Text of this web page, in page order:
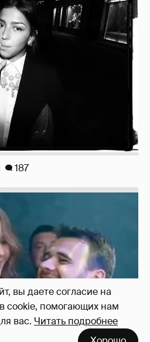
вы даете согласие на
cookie, помогающих нам
вас. Читать подробнее
187